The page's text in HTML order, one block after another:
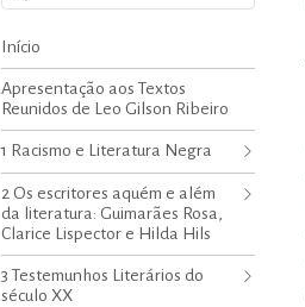
Início
Apresentação aos Textos
Reunidos de Leo Gilson Ribeiro
1 Racismo e Literatura Negra
2 Os escritores aquém e além
da literatura: Guimarães Rosa,
Clarice Lispector e Hilda Hils
3 Testemunhos Literários do
século XX